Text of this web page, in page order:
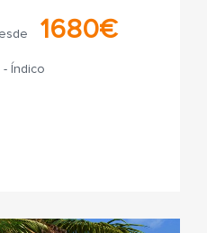
1680€
- Índico